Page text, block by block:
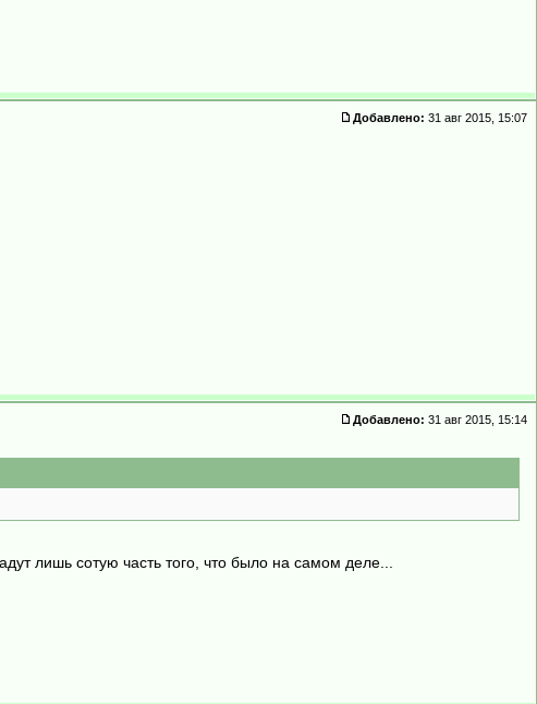
Добавлено: 31 авг 2015, 15:07
Добавлено: 31 авг 2015, 15:14
лишь сотую часть того, что было на самом деле...